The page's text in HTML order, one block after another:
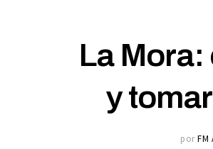
La
y
por FM